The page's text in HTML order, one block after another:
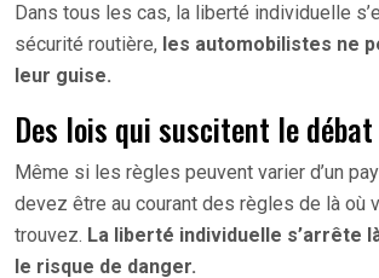
Dans tous les cas, la liberté individuelle
sécurité routière, les automobilistes ne
leur guise.
Des lois qui suscitent le débat
Même si les règles peuvent varier d’un
devez être au courant des règles de là où
trouvez. La liberté individuelle s’arrête
le risque de danger.